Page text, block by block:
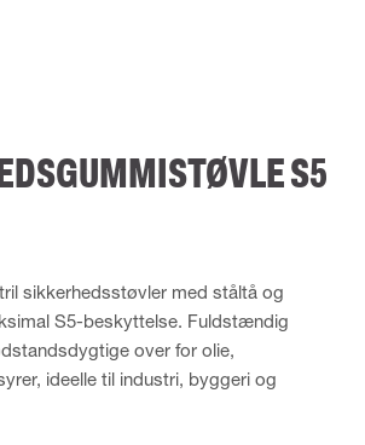
S5
sikkerhedsstøvler med ståltå og
S5-beskyttelse. Fuldstændig
over for olie,
ideelle til industri, byggeri og